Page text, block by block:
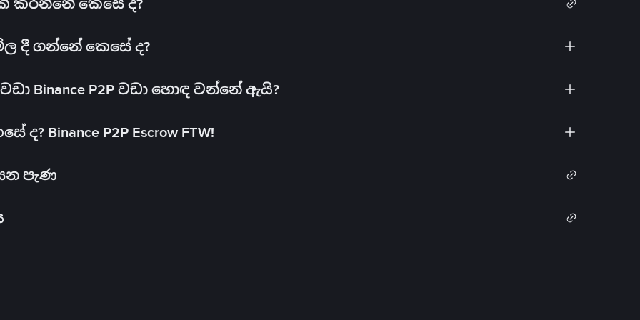
මිල දී ගන්නේ කෙසේ ද?
Binance P2P වඩා හොඳ වන්නේ ඇයි?
Binance P2P Escrow FTW!
පැණ